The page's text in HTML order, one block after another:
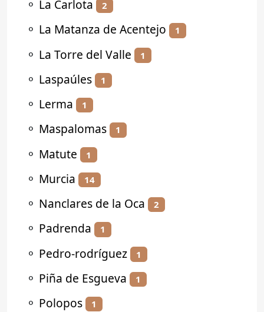
⚬ La Carlota 2
⚬ La Matanza de Acentejo 1
⚬ La Torre del Valle 1
⚬ Laspaúles 1
⚬ Lerma 1
⚬ Maspalomas 1
⚬ Matute 1
⚬ Murcia 14
⚬ Nanclares de la Oca 2
⚬ Padrenda 1
⚬ Pedro-rodríguez 1
⚬ Piña de Esgueva 1
⚬ Polopos 1